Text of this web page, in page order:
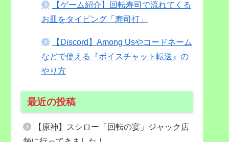
【ゲーム紹介】回転寿司で流れてくる
お皿をタイピング「寿司打」
【Discord】Among Usやコードネーム
などで使える『ボイスチャット転送』の
やり方
最近の投稿
【原神】スシロー「回転の宴」ジャック店